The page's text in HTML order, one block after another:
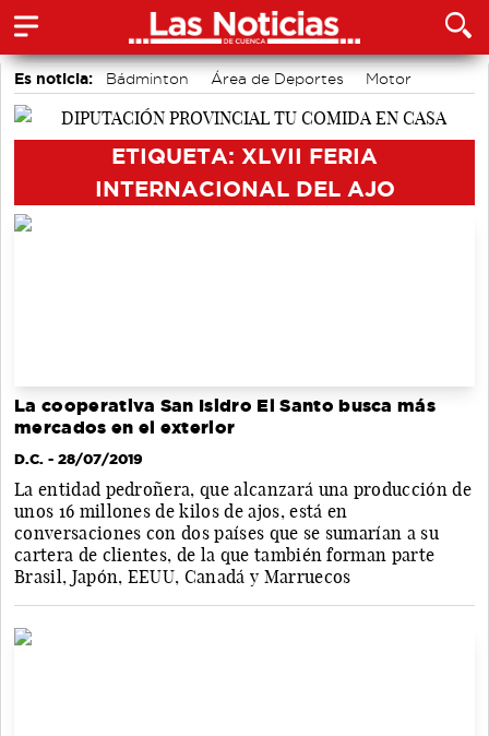
Es noticia: Bádminton Área de Deportes
Motor
accidentes laborales
ETIQUETA: XLVII FERIA
INTERNACIONAL DEL AJO
La cooperativa San Isidro El Santo busca más
mercados en el exterior
D.C. - 28/07/2019
La entidad pedroñera, que alcanzará una producción de
unos 16 millones de kilos de ajos, está en
conversaciones con dos países que se sumarían a su
cartera de clientes, de la que también forman parte
Brasil, Japón, EEUU, Canadá y Marruecos